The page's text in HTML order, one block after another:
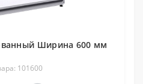
Ширина 600 мм
101600